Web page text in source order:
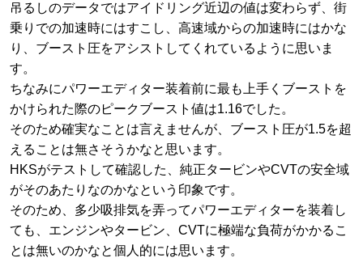
吊るしのデータではアイドリング近辺の値は変わらず、街
乗りでの加速時にはすこし、高速域からの加速時にはかな
り、ブースト圧をアシストしてくれているように思いま
す。
ちなみにパワーエディター装着前に最も上手くブーストを
かけられた際のピークブースト値は1.16でした。
そのため確実なことは言えませんが、ブースト圧が1.5を超
えることは無さそうかなと思います。
HKSがテストして確認した、純正タービンやCVTの安全域
がそのあたりなのかなという印象です。
そのため、多少吸排気を弄ってパワーエディターを装着し
ても、エンジンやタービン、CVTに極端な負荷がかかるこ
とは無いのかなと個人的には思います。